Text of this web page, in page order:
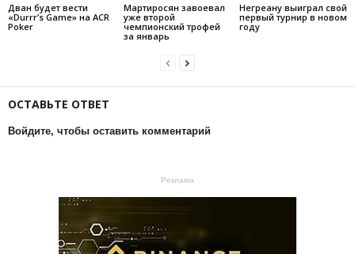
Дван будет вести
«Durrr’s Game» на ACR
Poker
Мартиросян завоевал
уже второй
чемпионский трофей
за январь
Негреану выиграл свой
первый турнир в новом
году
ОСТАВЬТЕ ОТВЕТ
Войдите, чтобы оставить комментарий
Реклама